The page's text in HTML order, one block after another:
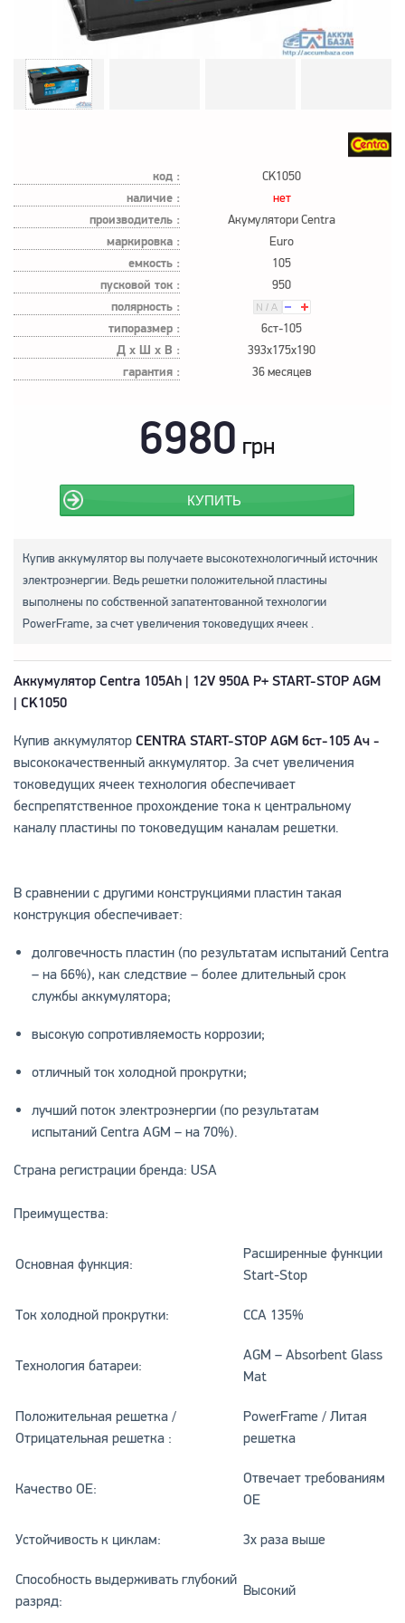
код : CK1050
наличие : нет
производитель : Акумулятори Centra
маркировка : Euro
емкость : 105
пусковой ток : 950
полярность :
типоразмер :
6ст-105
Д х Ш х В : 393x175x190
гарантия : 36 месяцев
6980 грн
КУПИТЬ
Купив аккумулятор вы получаете высокотехнологичный источник
электроэнергии. Ведь решетки положительной пластины
выполнены по собственной запатентованной технологии
PowerFrame, за счет увеличения токоведущих ячеек .
Аккумулятор Centra 105Ah | 12V 950A P+ START-STOP AGM
| CK1050
Купив аккумулятор CENTRA START-STOP AGM 6ст-105 Ач -
высококачественный аккумулятор. За счет увеличения
токоведущих ячеек технология обеспечивает
беспрепятственное прохождение тока к центральному
каналу пластины по токоведущим каналам решетки.
В сравнении с другими конструкциями пластин такая
конструкция обеспечивает:
долговечность пластин (по результатам испытаний Centra
– на 66%), как следствие – более длительный срок
службы аккумулятора;
высокую сопротивляемость коррозии;
отличный ток холодной прокрутки;
лучший поток электроэнергии (по результатам
испытаний Centra AGM – на 70%).
Страна регистрации бренда: USA
Преимущества:
Основная функция:
Расширенные функции
Start-Stop
Ток холодной прокрутки: CCA 135%
Технология батареи:
AGM – Absorbent Glass
Mat
Положительная решетка /
Отрицательная решетка :
PowerFrame / Литая
решетка
Качество ОЕ:
Отвечает требованиям
OE
Устойчивость к циклам: 3x раза выше
Способность выдерживать глубокий
разряд:
Высокий